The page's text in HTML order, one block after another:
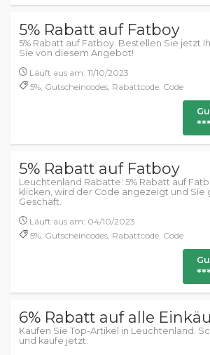
5% Rabatt auf Fatboy
5% Rabatt auf Fatboy. Bestellen Sie jetzt
Sie von diesem Angebot!
Läuft aus am: 11/10/2023
5%, Gutscheincodes, Rabattcode, Code
5% Rabatt auf Fatboy
Leuchtenland Rabatte: 5% Rabatt auf
klicken, wird der Code angezeigt und Sie
Geschäft.
Läuft aus am: 04/10/2023
5%, Gutscheincodes, Rabattcode, Code
6% Rabatt auf alle
Kaufen Sie Top-Artikel in Leuchtenland.
und kaufe jetzt.